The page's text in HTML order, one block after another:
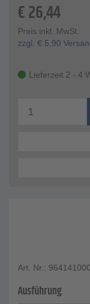
€26,44
Preis inkl. MwSt.
zzgl. € 5,90
Lieferzeit 2 - 4
Art. Nr.:
Ausführung